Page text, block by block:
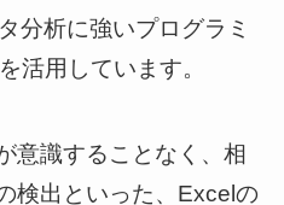
分析に強いプログラミ
活用しています。
意識することなく、相
検出といった、Excelの